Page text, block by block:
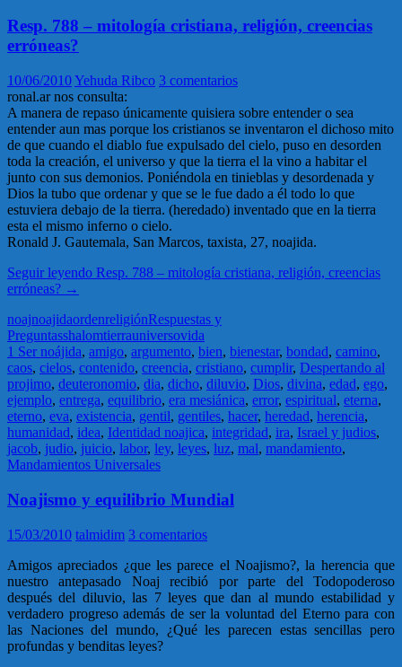
Resp. 788 – mitología cristiana, religión, creencias
erróneas?
10/06/2010Yehuda Ribco 3 comentarios
ronal.ar nos consulta:
A manera de repaso únicamente quisiera sobre entender o sea
entender aun mas porque los cristianos se inventaron el dichoso mito
de que cuando el diablo fue expulsado del cielo, puso en desorden
toda la creación, el universo y que la tierra el la vino a habitar el
junto con sus demonios. Poniéndola en tinieblas y desordenada y
Dios la tubo que ordenar y que se le fue dado a él todo lo que
estuviera debajo de la tierra. (heredado) inventado que en la tierra
esta el mismo inferno o cielo.
Ronald J. Gautemala, San Marcos, taxista, 27, noajida.
Seguir leyendo Resp. 788 – mitología cristiana, religión, creencias
erróneas? →
noajnoajidaordenreligiónRespuestas y
Preguntasshalomtierrauniversovida
1 Ser noájida, amigo, argumento, bien, bienestar, bondad, camino,
caos, cielos, contenido, creencia, cristiano, cumplir, Despertando al
projimo, deuteronomio, dia, dicho, diluvio, Dios, divina, edad, ego,
ejemplo, entrega, equilibrio, era mesiánica, error, espiritual, eterna,
eterno, eva, existencia, gentil, gentiles, hacer, heredad, herencia,
humanidad, idea, Identidad noajica, integridad, ira, Israel y judios,
jacob, judio, juicio, labor, ley, leyes, luz, mal, mandamiento,
Mandamientos Universales
Noajismo y equilibrio Mundial
15/03/2010 talmidim 3 comentarios
Amigos apreciados ¿que les parece el Noajismo?, la herencia que
nuestro antepasado Noaj recibió por parte del Todopoderoso
después del diluvio, las 7 leyes que dan al mundo estabilidad y
verdadero progreso además de ser la voluntad del Eterno para con
las Naciones del mundo, ¿Qué les parecen estas sencillas pero
profundas y benditas leyes?